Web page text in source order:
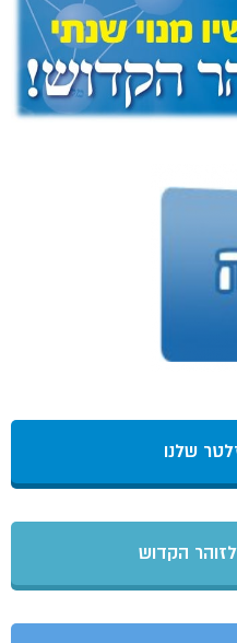
שלנו
לזוהר הקדוש